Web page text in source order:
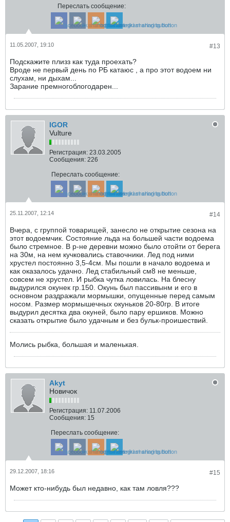
Переслать сообщение:
#13
11.05.2007, 19:10
Подскажите плизз как туда проехать?
Вроде не первый день по РБ катаюс , а про этот водоем ни
слухам, ни дыхам...
Зарание премногоблогодарен...
IGOR
Vulture
Регистрация: 23.03.2005
Сообщения: 226
Переслать сообщение:
#14
25.11.2007, 12:14
Вчера, с группой товарищей, занесло не открытие сезона на
этот водоемчик. Состояние льда на большей части водоема
было стремное. В р-не деревни можно было отойти от берега
на 30м, на нем кучковались ставочники. Лед под ними
хрустел постоянно 3,5-4см. Мы пошли в начало водоема и
как оказалось удачно. Лед стабильный см8 не меньше,
совсем не хрустел. И рыбка чутка ловилась. На блесну
выдурился окунек гр.150. Окунь был пассивынм и его в
основном раздражали мормышки, опущенные перед самым
носом. Размер мормышечных окуньков 20-80гр. В итоге
выдурил десятка два окуней, было пару ершиков. Можно
сказать открытие было удачным и без бульк-проишествий.
Молись рыбка, большая и маленькая.
Akyt
Новичок
Регистрация: 11.07.2006
Сообщения: 15
Переслать сообщение:
#15
29.12.2007, 18:16
Может кто-нибудь был недавно, как там ловля???